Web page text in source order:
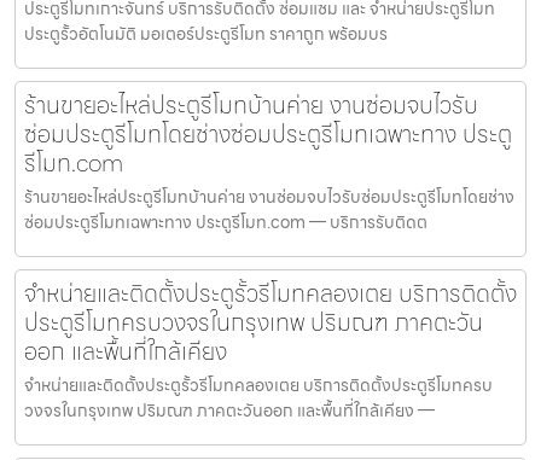
ประตูรีโมทเกาะจันทร์ บริการรับติดตั้ง ซ่อมแซม และ จำหน่ายประตูรีโมท
ประตูรั้วอัตโนมัติ มอเตอร์ประตูรีโมท ราคาถูก พร้อมบร
ร้านขายอะไหล่ประตูรีโมทบ้านค่าย งานซ่อมจบไวรับ
ซ่อมประตูรีโมทโดยช่างซ่อมประตูรีโมทเฉพาะทาง ประตู
รีโมท.com
ร้านขายอะไหล่ประตูรีโมทบ้านค่าย งานซ่อมจบไวรับซ่อมประตูรีโมทโดยช่าง
ซ่อมประตูรีโมทเฉพาะทาง ประตูรีโมท.com — บริการรับติดต
จำหน่ายและติดตั้งประตูรั้วรีโมทคลองเตย บริการติดตั้ง
ประตูรีโมทครบวงจรในกรุงเทพ ปริมณฑ ภาคตะวัน
ออก และพื้นที่ใกล้เคียง
จำหน่ายและติดตั้งประตูรั้วรีโมทคลองเตย บริการติดตั้งประตูรีโมทครบ
วงจรในกรุงเทพ ปริมณฑ ภาคตะวันออก และพื้นที่ใกล้เคียง —